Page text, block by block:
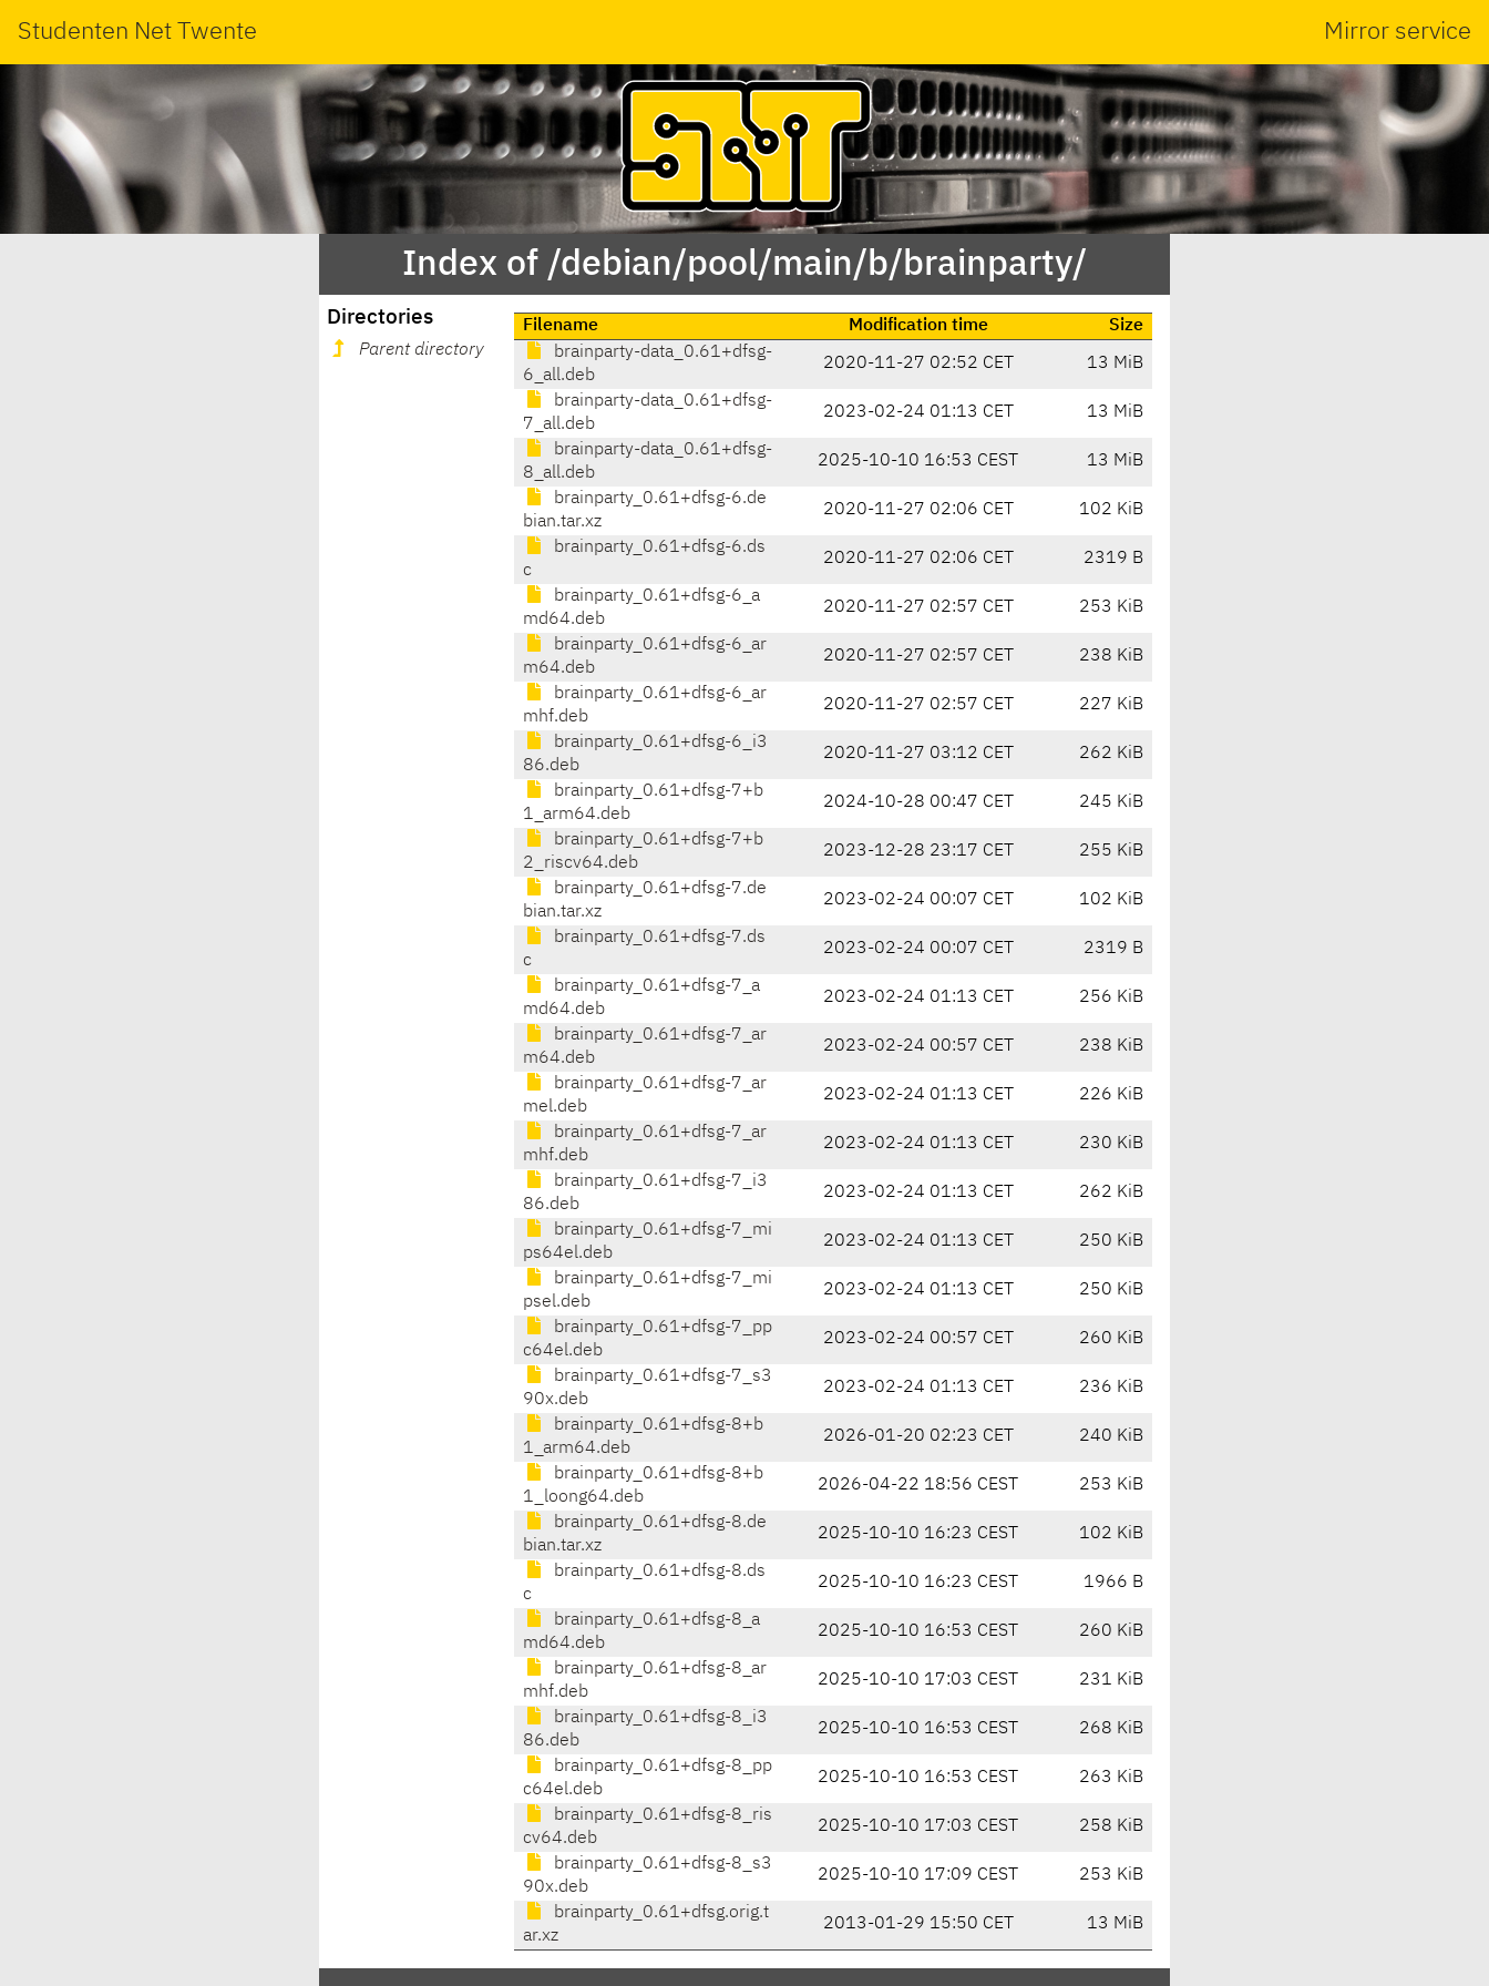
Studenten Net Twente Mirror service
Index of /debian/pool/main/b/brainparty/
Directories
Parent directory
Filename Modification time
Size
brainparty-data_0.61+dfsg-
6_all.deb
2020-11-27 02:52 CET 13 MiB
brainparty-data_0.61+dfsg-
7_all.deb
2023-02-24 01:13 CET 13 MiB
brainparty-data_0.61+dfsg-
8_all.deb
2025-10-10 16:53 CEST 13 MiB
brainparty_0.61+dfsg-6.de
bian.tar.xz
2020-11-27 02:06 CET 102 KiB
brainparty_0.61+dfsg-6.ds
c
2020-11-27 02:06 CET 2319 B
brainparty_0.61+dfsg-6_a
md64.deb
2020-11-27 02:57 CET 253 KiB
brainparty_0.61+dfsg-6_ar
m64.deb
2020-11-27 02:57 CET 238 KiB
brainparty_0.61+dfsg-6_ar
mhf.deb
2020-11-27 02:57 CET 227 KiB
brainparty_0.61+dfsg-6_i3
86.deb
2020-11-27 03:12 CET 262 KiB
brainparty_0.61+dfsg-7+b
1_arm64.deb
2024-10-28 00:47 CET 245 KiB
brainparty_0.61+dfsg-7+b
2_riscv64.deb
2023-12-28 23:17 CET 255 KiB
brainparty_0.61+dfsg-7.de
bian.tar.xz
2023-02-24 00:07 CET 102 KiB
brainparty_0.61+dfsg-7.ds
c
2023-02-24 00:07 CET 2319 B
brainparty_0.61+dfsg-7_a
md64.deb
2023-02-24 01:13 CET 256 KiB
brainparty_0.61+dfsg-7_ar
m64.deb
2023-02-24 00:57 CET 238 KiB
brainparty_0.61+dfsg-7_ar
mel.deb
2023-02-24 01:13 CET 226 KiB
brainparty_0.61+dfsg-7_ar
mhf.deb
2023-02-24 01:13 CET 230 KiB
brainparty_0.61+dfsg-7_i3
86.deb
2023-02-24 01:13 CET 262 KiB
brainparty_0.61+dfsg-7_mi
ps64el.deb
2023-02-24 01:13 CET 250 KiB
brainparty_0.61+dfsg-7_mi
psel.deb
2023-02-24 01:13 CET 250 KiB
brainparty_0.61+dfsg-7_pp
c64el.deb
2023-02-24 00:57 CET 260 KiB
brainparty_0.61+dfsg-7_s3
90x.deb
2023-02-24 01:13 CET 236 KiB
brainparty_0.61+dfsg-8+b
1_arm64.deb
2026-01-20 02:23 CET 240 KiB
brainparty_0.61+dfsg-8+b
1_loong64.deb
2026-04-22 18:56 CEST 253 KiB
brainparty_0.61+dfsg-8.de
bian.tar.xz
2025-10-10 16:23 CEST 102 KiB
brainparty_0.61+dfsg-8.ds
c
2025-10-10 16:23 CEST 1966 B
brainparty_0.61+dfsg-8_a
md64.deb
2025-10-10 16:53 CEST 260 KiB
brainparty_0.61+dfsg-8_ar
mhf.deb
2025-10-10 17:03 CEST 231 KiB
brainparty_0.61+dfsg-8_i3
86.deb
2025-10-10 16:53 CEST 268 KiB
brainparty_0.61+dfsg-8_pp
c64el.deb
2025-10-10 16:53 CEST 263 KiB
brainparty_0.61+dfsg-8_ris
cv64.deb
2025-10-10 17:03 CEST 258 KiB
brainparty_0.61+dfsg-8_s3
90x.deb
2025-10-10 17:09 CEST 253 KiB
brainparty_0.61+dfsg.orig.t
ar.xz
2013-01-29 15:50 CET 13 MiB